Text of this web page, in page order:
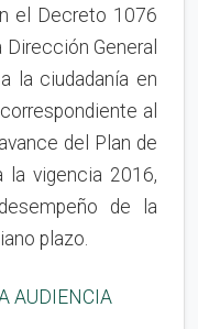
el Decreto 1076
General
la ciudadanía en
al
del Plan de
la vigencia 2016,
de la
plazo.
AUDIENCIA